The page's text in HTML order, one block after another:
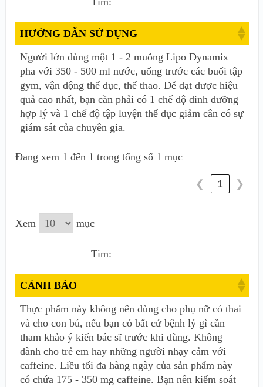
HƯỚNG DẪN SỬ DỤNG
Người lớn dùng một 1 - 2 muỗng Lipo Dynamix
pha với 350 - 500 ml nước, uống trước các buổi tập
gym, vận động thể dục, thể thao. Để đạt được hiệu
quả cao nhất, bạn cần phải có 1 chế độ dinh dưỡng
hợp lý và 1 chế độ tập luyện thể dục giảm cân có sự
giám sát của chuyên gia.
Đang xem 1 đến 1 trong tổng số 1 mục
❮ 1 ❯
Xem mục
Tìm:
CẢNH BÁO
Thực phẩm này không nên dùng cho phụ nữ có thai
và cho con bú, nếu bạn có bất cứ bệnh lý gì cần
tham khảo ý kiến bác sĩ trước khi dùng. Không
dành cho trẻ em hay những người nhạy cảm với
caffeine. Liều tối đa hàng ngày của sản phẩm này
có chứa 175 - 350 mg caffeine. Bạn nên kiểm soát